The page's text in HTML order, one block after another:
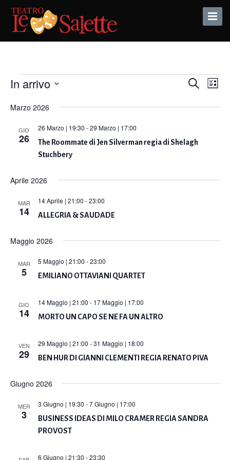
Toggle
Eventi
Eventi
viste
Cerca
Lista
In arrivo
la
Marzo 2026
GIO
26
The Roommate di Jen Silverman regia di Shelagh
Stuchbery
26 Marzo | 19:30 -29 Marzo | 17:00
Aprile 2026
MAR
14 ALLEGRIA & SAUDADE
14 Aprile | 21:00 -23:00
Maggio 2026
MAR
5 EMILIANO OTTAVIANI QUARTET
5 Maggio | 21:00 -23:00
GIO
14 MORTO UN CAPO SE NE FA UN ALTRO
14 Maggio | 21:00 - 17 Maggio | 17:00
VEN
29 BEN HUR DI GIANNI CLEMENTI REGIA RENATO PIVA
29 Maggio | 21:00 -31 Maggio | 18:00
Giugno 2026
MER
3
BUSINESS IDEAS DI MILO CRAMER REGIA SANDRA
PROVOST
3 Giugno | 19:30 -7 Giugno | 17:00
6 Giugno | 21:30 -23:30